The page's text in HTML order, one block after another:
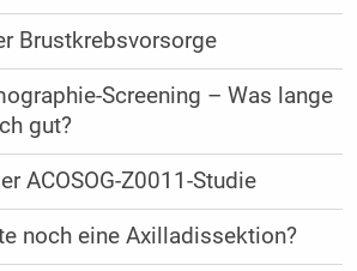
Brustkrebsvorsorge
Screening – Was lange
gut?
ACOSOG-Z0011-Studie
noch eine Axilladissektion?